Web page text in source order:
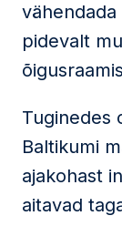
pidevalt
Tuginedes
Baltikumi
ajakohast
aitavad